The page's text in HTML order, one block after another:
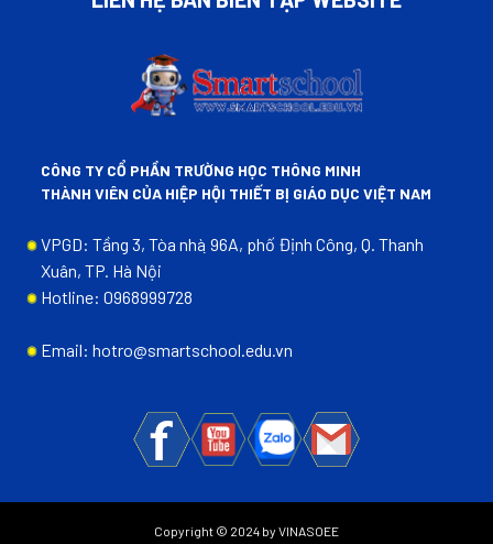
CÔNG TY CỔ PHẦN TRƯỜNG HỌC THÔNG MINH
THÀNH VIÊN CỦA HIỆP HỘI THIẾT BỊ GIÁO DỤC VIỆT NAM
VPGD: Tầng 3, Tòa nhà ̣96A, phố Định Công, Q. Thanh
Xuân, TP. Hà Nội
Hotline: 0968999728
Email: hotro@smartschool.edu.vn
Copyright © 2024 by VINASOEE